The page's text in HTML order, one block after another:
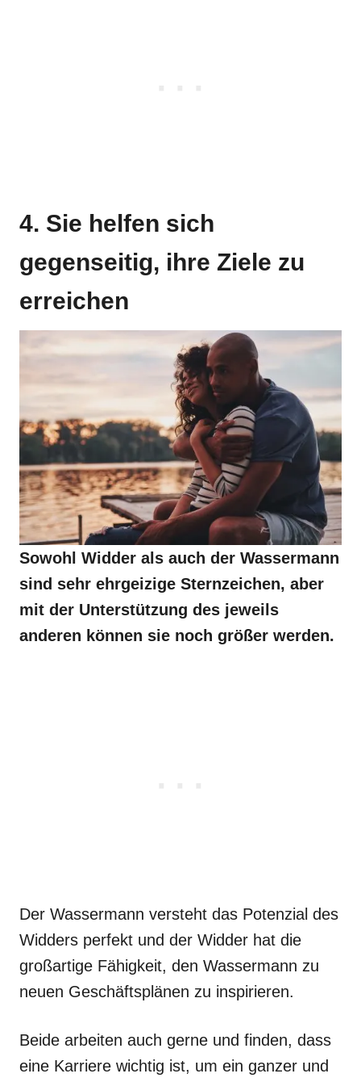
4. Sie helfen sich
gegenseitig, ihre Ziele zu
erreichen
Sowohl Widder als auch der Wassermann
sind sehr ehrgeizige Sternzeichen, aber
mit der Unterstützung des jeweils
anderen können sie noch größer werden.
Der Wassermann versteht das Potenzial des
Widders perfekt und der Widder hat die
großartige Fähigkeit, den Wassermann zu
neuen Geschäftsplänen zu inspirieren.
Beide arbeiten auch gerne und finden, dass
eine Karriere wichtig ist, um ein ganzer und